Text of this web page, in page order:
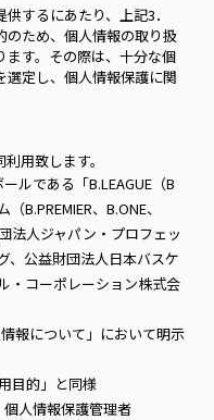
するにあたり、上記3．
のため、個人情報の取り扱
す。その際は、十分な個
選定し、個人情報保護に関
用致します。
ルである「B.LEAGUE（B
B.PREMIER、B.ONE、
法人ジャパン・プロフェッ
、公益財団法人日本バスケ
・コーポレーション株式会
報について」において明示
目的」と同様
人情報保護管理者